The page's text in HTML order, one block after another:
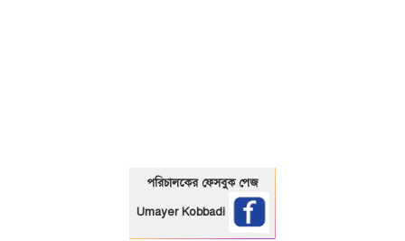
পরিচালকের ফেসবুক পেজ
Umayer Kobbadi